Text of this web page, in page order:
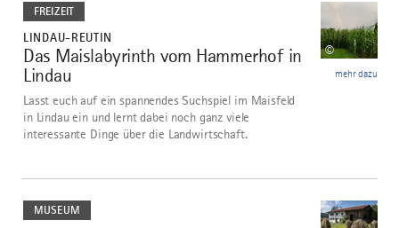
FREIZEIT
LINDAU-REUTIN
2
Das Maislabyrinth vom Hammerhof in
Lindau
©
Lasst euch auf ein spannendes Suchspiel im Maisfeld
in Lindau ein und lernt dabei noch ganz viele
interessante Dinge über die Landwirtschaft.
mehr dazu
MUSEUM
dazu